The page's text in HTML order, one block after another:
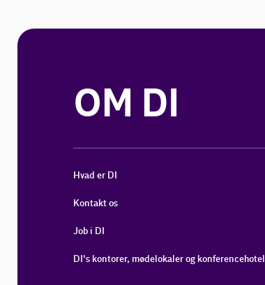
OM DI
Hvad er DI
Kontakt os
Job i DI
DI's kontorer, mødelokaler og konferencehotel